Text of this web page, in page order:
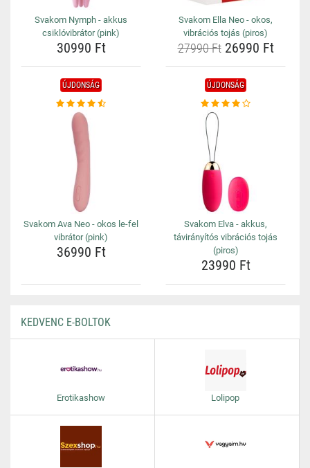
Svakom Nymph - akkus
csiklóvibrátor (pink)
30990 Ft
Svakom Ella Neo - okos,
vibrációs tojás (piros)
27990 Ft26990 Ft
ÚJDONSÁG
Svakom Ava Neo - okos le-fel
vibrátor (pink)
36990 Ft
ÚJDONSÁG
Svakom Elva - akkus,
távirányítós vibrációs tojás
(piros)
23990 Ft
KEDVENC E-BOLTOK
Erotikashow Lolipop